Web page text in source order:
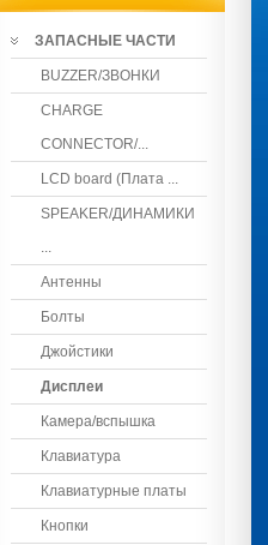
ЗАПАСНЫЕ ЧАСТИ
BUZZER/ЗВОНКИ
CHARGE
CONNECTOR/...
LCD board (Плата ...
SPEAKER/ДИНАМИКИ
...
Антенны
Болты
Джойстики
Дисплеи
Камера/вспышка
Клавиатура
Клавиатурные платы
Кнопки